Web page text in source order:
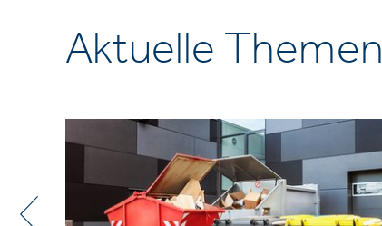
Aktuelle Themen